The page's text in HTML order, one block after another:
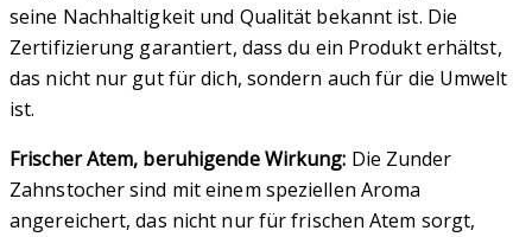
seine Nachhaltigkeit und Qualität bekannt ist. Die
Zertifizierung garantiert, dass du ein Produkt erhältst,
das nicht nur gut für dich, sondern auch für die Umwelt
ist.
Frischer Atem, beruhigende Wirkung: Die Zunder
Zahnstocher sind mit einem speziellen Aroma
angereichert, das nicht nur für frischen Atem sorgt,